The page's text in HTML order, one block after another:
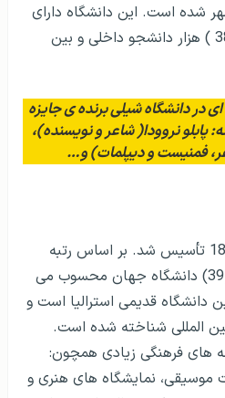
شده است. این دانشگاه دارای
بیش از سی و هشت( 38000 ) هزار دانشجو داخلی و بین
در دانشگاه شیلی برنده ی جایزه
پابلو نروودا( شاعر و نویسنده)،
فمنیست و دیپلمات) و…
دانشگاه ملبورن در سال 1853 تأسیس شد. بر اساس رتبه
بندی QS جزو سی ونهمین(39) دانشگاه جهان محسوب می
قدیمی استرالیا است و
المللی شناخته شده است.
های فرهنگی زیادی همچون:
موسیقی، نمایشگاه های هنری و